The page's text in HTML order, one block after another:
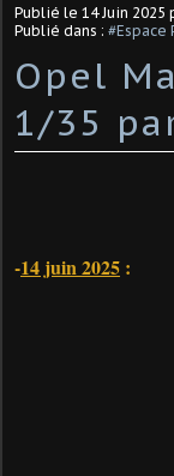
Publié le 14 Juin 2025
Publié dans : #Espace
Opel
1/35
-14 juin 2025 :